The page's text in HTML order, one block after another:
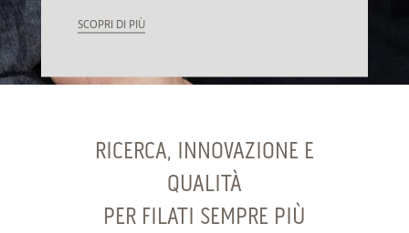
SCOPRI DI PIÙ
RICERCA, INNOVAZIONE E
QUALITÀ
PER FILATI SEMPRE PIÙ